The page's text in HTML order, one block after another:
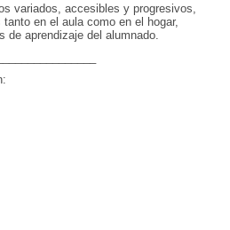
variados, accesibles y progresivos,
en el aula como en el hogar,
aprendizaje del alumnado.